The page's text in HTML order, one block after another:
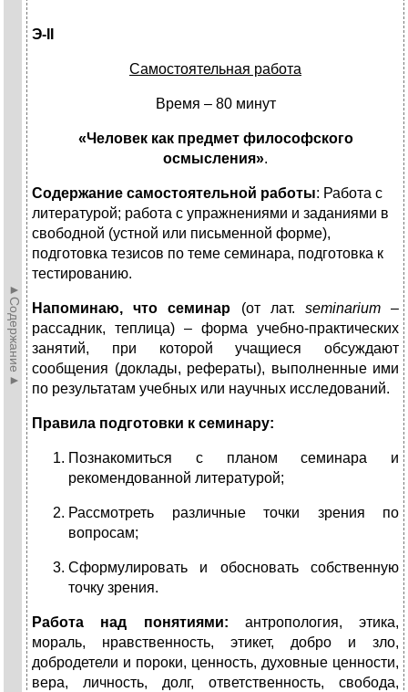
►Содержание►
Э-
Самостоятельная работа
Время – 80 минут
«Человек как предмет философского
осмысления».
Содержание самостоятельной работы: Работа с
литературой; работа с упражнениями и заданиями в
свободной (устной или письменной форме),
подготовка тезисов по теме семинара, подготовка к
тестированию.
Напоминаю, что семинар (от лат. seminarium–
рассадник, теплица) – форма учебно-практических
занятий, при которой учащиеся обсуждают
сообщения (доклады, рефераты), выполненные ими
по результатам учебных или научных исследований.
Правила подготовки к семинару:
Познакомиться с планом семинара и
рекомендованной литературой;
Рассмотреть различные точки зрения по
вопросам;
Сформулировать и обосновать собственную
точку зрения.
Работа над понятиями: антропология, этика,
мораль, нравственность, этикет, добро и зло,
добродетели и пороки, ценность, духовные ценности,
вера, личность, долг, ответственность, свобода,